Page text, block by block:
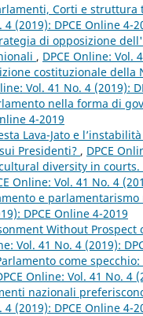
Corti e struttura
4 (2019): DPCE Online 4-
di opposizione
, DPCE Online: Vol.
costituzionale
Vol. 41 No. 4 (2019):
nella forma di
4-2019
Lava-Jato e
Presidenti? , DPCE
diversity in
Online: Vol. 41 No. 4
e
DPCE Online 4-2019
Without Prospect
Vol. 41 No. 4 (2019):
come
Online: Vol. 41 No. 4
nazionali
4 (2019): DPCE Online 4-